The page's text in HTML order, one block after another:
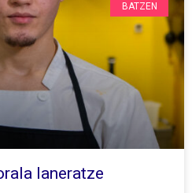
BATZEN
laneratze